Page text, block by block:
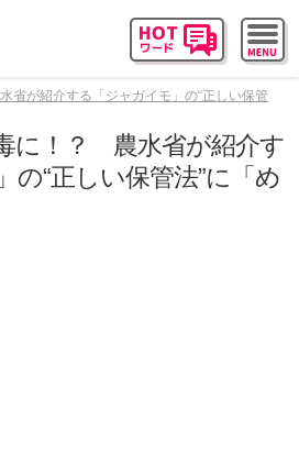
が紹介する「ジャガイモ」の“正しい保管
に！？ 農水省が紹介す
の“正しい保管法”に「め